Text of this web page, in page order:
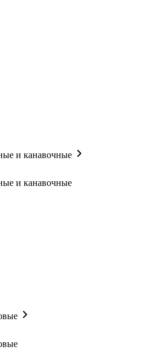
и канавочные
и канавочные